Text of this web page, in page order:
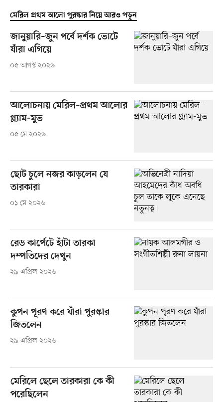
মেরিল প্রথম আলো পুরস্কার নিয়ে আরও পড়ুন
জানুয়ারি–জুন পর্বে দর্শক ভোটে
যাঁরা এগিয়ে
০৫ আগস্ট ২০২৬
আলোচনায় মেরিল–প্রথম আলোর
গ্ল্যাম-মুভ
০৫ মে ২০২৬
ছোট চুলে নজর কাড়লেন যে
তারকারা
০১ মে ২০২৬
রেড কার্পেটে হাঁটা তারকা
দম্পতিদের দেখুন
২৯ এপ্রিল ২০২৬
কুপন পূরণ করে যাঁরা পুরস্কার
জিতলেন
২৯ এপ্রিল ২০২৬
মেরিলে ছেলে তারকারা কে কী
পরেছিলেন